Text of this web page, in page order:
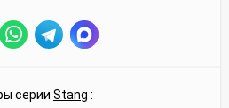
серии Stang :